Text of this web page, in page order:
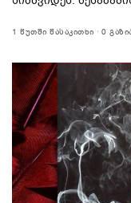
1 ᲬᲣᲗᲨᲘ ᲬᲐᲡᲐᲙᲘᲗᲮᲘ 0